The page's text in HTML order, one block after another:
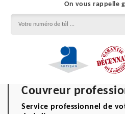
On vous rappelle
Couvreur
Service professionnel de